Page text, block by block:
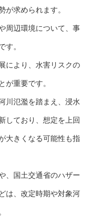
が求められます。
周辺環境について、事
す。
により、水害リスクの
が重要です。
川氾濫を踏まえ、浸水
しており、想定を上回
大きくなる可能性も指
、国土交通省のハザー
は、改定時期や対象河